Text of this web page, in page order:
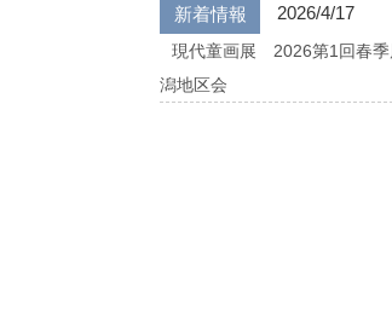
新着情報 2026/4/17
現代童画展 2026第1回春
潟地区会